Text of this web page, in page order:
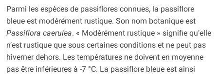
Parmi les espèces de passiflores connues, la passiflore
bleue est modérément rustique. Son nom botanique est
Passiflora caerulea. « Modérément rustique » signifie qu’elle
n’est rustique que sous certaines conditions et ne peut pas
hiverner dehors. Les températures ne doivent en moyenne
pas être inférieures à -7 °C. La passiflore bleue est ainsi